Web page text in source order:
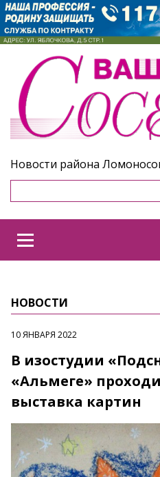
Новости района
НОВОСТИ
10 ЯНВАРЯ 2022
В изостудии
«Альмеге»
выставка картин